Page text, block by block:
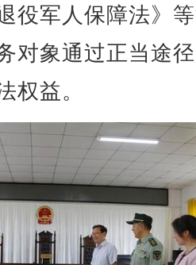
役军人保障法》
对象通过正当途
权益。